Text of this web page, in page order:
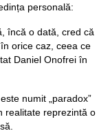
personală:
încă o dată, cred că
orice caz, ceea ce
Daniel Onofrei în
numit „paradox”
realitate reprezintă o